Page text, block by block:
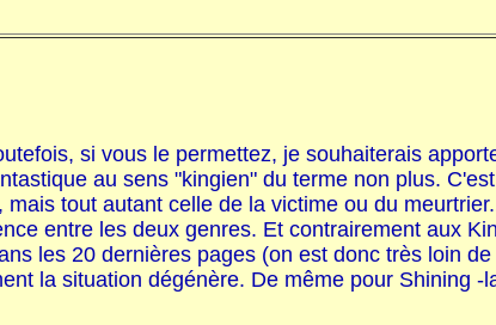
si vous le permettez, je souhaiterais
au sens "kingien" du terme non plus.
tout autant celle de la victime ou du
entre les deux genres. Et contrairement aux
les 20 dernières pages (on est donc très loin
la situation dégénère. De même pour Shining